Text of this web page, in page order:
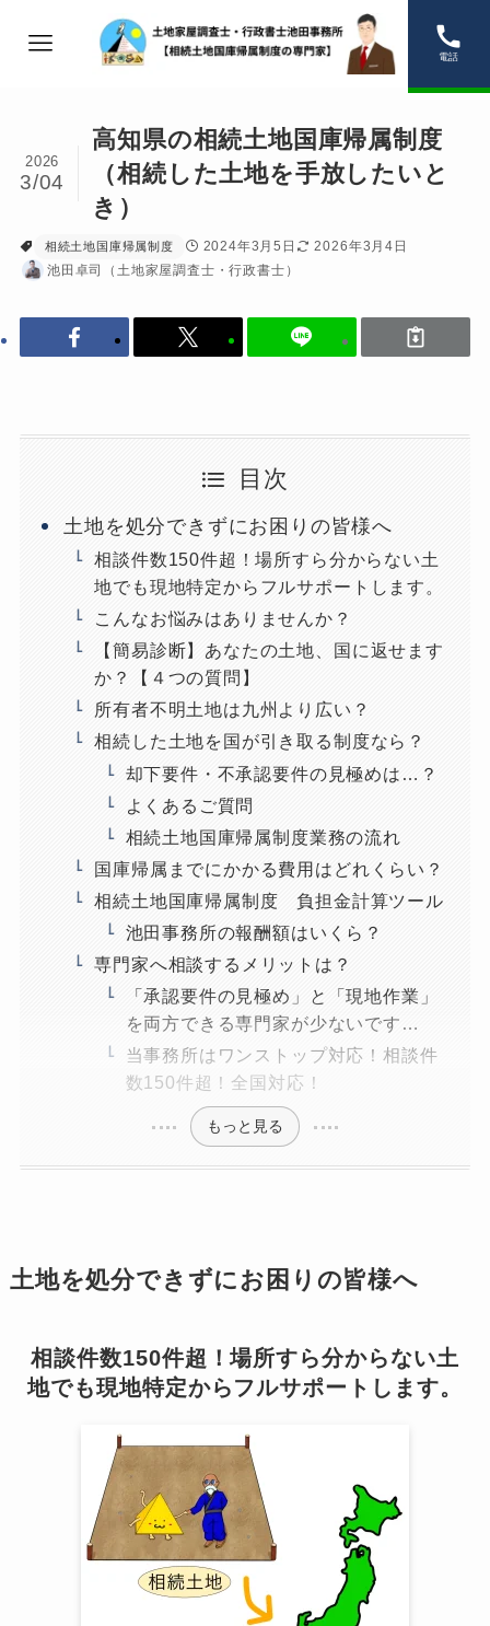
電話
高知県の相続土地国庫帰属制度
（相続した土地を手放したいと
き）
2026
3/04
相続土地国庫帰属制度 2024年3月5日
2026年3月4日
池田卓司（土地家屋調査士・行政書士）
目次
土地を処分できずにお困りの皆様へ
相談件数150件超！場所すら分からない土
地でも現地特定からフルサポートします。
こんなお悩みはありませんか？
【簡易診断】あなたの土地、国に返せます
か？【４つの質問】
所有者不明土地は九州より広い？
相続した土地を国が引き取る制度なら？
却下要件・不承認要件の見極めは…？
よくあるご質問
相続土地国庫帰属制度業務の流れ
国庫帰属までにかかる費用はどれくらい？
相続土地国庫帰属制度 負担金計算ツール
池田事務所の報酬額はいくら？
専門家へ相談するメリットは？
「承認要件の見極め」と「現地作業」
を両方できる専門家が少ないです…
当事務所はワンストップ対応！相談件
数150件超！全国対応！
もっと見る
土地を処分できずにお困りの皆様へ
相談件数150件超！場所すら分からない土
地でも現地特定からフルサポートします。